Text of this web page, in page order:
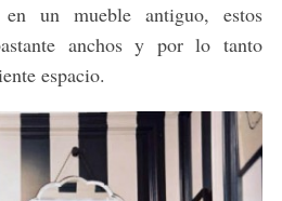
un mueble antiguo, estos
anchos y por lo tanto
espacio.